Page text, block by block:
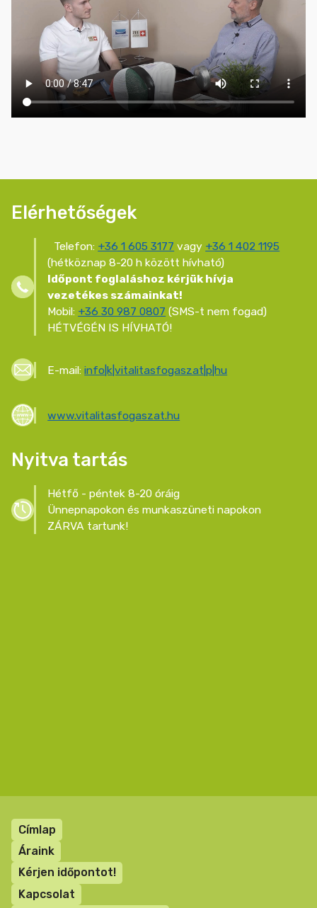
Elérhetőségek
Telefon: +36 1 605 3177 vagy +36 1 402 1195
(hétköznap 8-20 h között hívható)
Időpont foglaláshoz kérjük hívja
vezetékes számainkat!
Mobil: +36 30 987 0807 (SMS-t nem fogad)
HÉTVÉGÉN IS HÍVHATÓ!
E-mail:info|k|vitalitasfogaszat|p|hu
www.vitalitasfogaszat.hu
Nyitva tartás
Hétfő - péntek 8-20 óráig
Ünnepnapokon és munkaszüneti napokon
ZÁRVA tartunk!
Lábléc
menü
Címlap
Áraink
Kérjen időpontot!
Kapcsolat